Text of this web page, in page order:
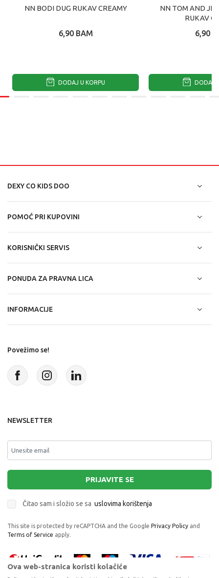
NN BODI DUG RUKAV CREAMY
6,90 BAM
DODAJ U KORPU
NN TOM AND
RUKAV
6,90
DODAJ
DEXY CO KIDS DOO
POMOĆ PRI KUPOVINI
KORISNIČKI SERVIS
PONUDA ZA PRAVNA LICA
INFORMACIJE
Povežimo se!
NEWSLETTER
PRIJAVITE SE
Čitao sam i složio se sa uslovima korištenja
This site is protected by reCAPTCHA and the Google Privacy Policy and
Terms of Service apply.
Ova web-stranica koristi kolačiće